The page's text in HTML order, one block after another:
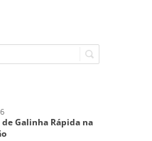
de Galinha Rápida na